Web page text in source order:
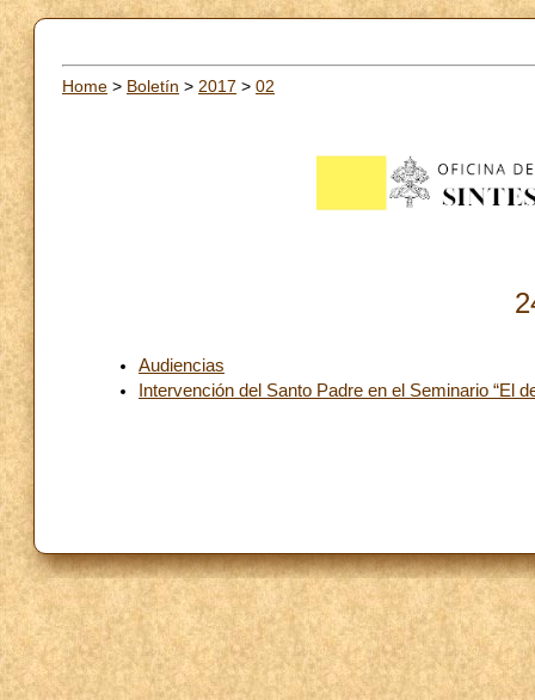
Home > Boletín > 2017 > 02
Audiencias
Intervención del Santo Padre en el Seminario “El